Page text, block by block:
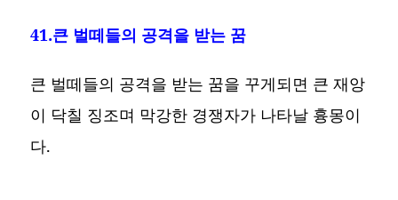
41.큰 벌떼들의 공격을 받는 꿈
큰 벌떼들의 공격을 받는 꿈을 꾸게되면 큰 재앙
이 닥칠 징조며 막강한 경쟁자가 나타날 흉몽이
다.